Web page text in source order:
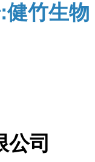
健竹生物
公司